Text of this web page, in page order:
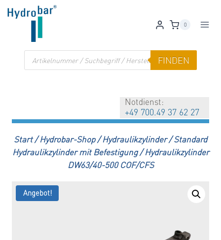
Zum
Inhalt
0
Products
search
FINDEN
Notdienst:
+49 700.49 37 62 27
Start / Hydrobar-Shop / Hydraulikzylinder / Standard
Hydraulikzylinder mit Befestigung /Hydraulikzylinder
DW63/40-500 COF/CFS
Angebot!